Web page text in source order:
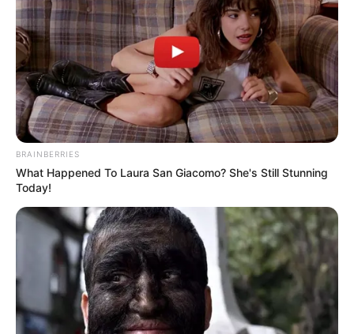
BRAINBERRIES
What Happened To Laura San Giacomo? She's Still Stunning
Today!